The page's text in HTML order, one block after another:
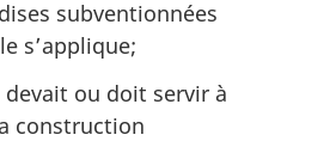
subventionnées
s’applique;
ou doit servir à
construction